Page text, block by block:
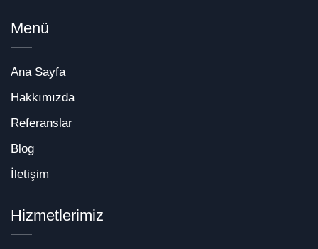
Menü
Ana Sayfa
Hakkımızda
Referanslar
Blog
İletişim
Hizmetlerimiz